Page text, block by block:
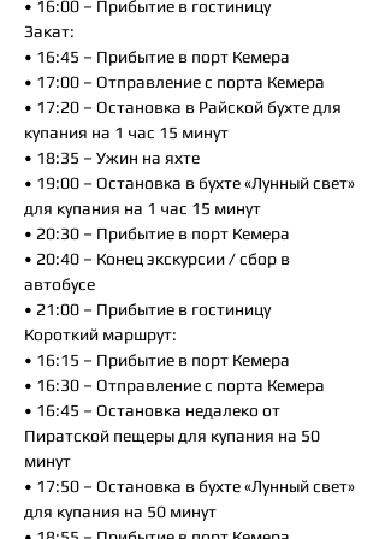
• 16:00 – Прибытие в гостиницу
Закат:
• 16:45 – Прибытие в порт Кемера
• 17:00 – Отправление с порта Кемера
• 17:20 – Остановка в Райской бухте для
купания на 1 час 15 минут
• 18:35 – Ужин на яхте
• 19:00 – Остановка в бухте «Лунный свет»
для купания на 1 час 15 минут
• 20:30 – Прибытие в порт Кемера
• 20:40 – Конец экскурсии / сбор в
автобусе
• 21:00 – Прибытие в гостиницу
Короткий маршрут:
• 16:15 – Прибытие в порт Кемера
• 16:30 – Отправление с порта Кемера
• 16:45 – Остановка недалеко от
Пиратской пещеры для купания на 50
минут
• 17:50 – Остановка в бухте «Лунный свет»
для купания на 50 минут